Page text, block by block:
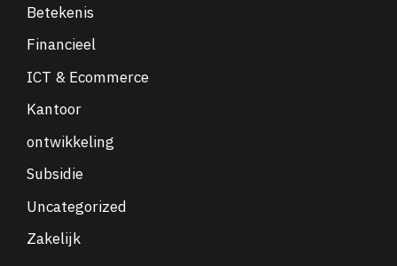
Betekenis
Financieel
ICT & Ecommerce
Kantoor
ontwikkeling
Subsidie
Uncategorized
Zakelijk